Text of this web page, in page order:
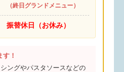
（終日グランドメニュー）
振替休日（お休み）
！
ングやパスタソースなどの